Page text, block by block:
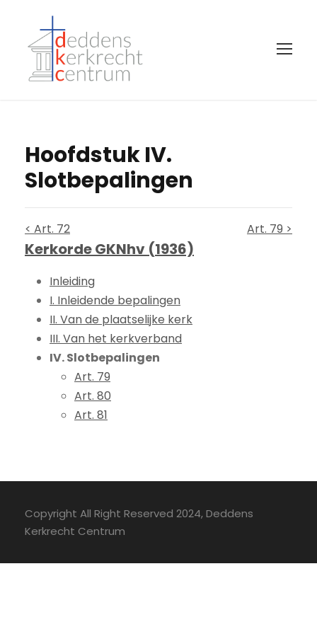
Hoofdstuk IV.
Slotbepalingen
< Art. 72 Art. 79 >
Kerkorde GKNhv (1936)
Inleiding
I. Inleidende bepalingen
II. Van de plaatselijke kerk
III. Van het kerkverband
IV. Slotbepalingen
Art. 79
Art. 80
Art. 81
Copyright All Right Reserved 2024, Deddens
Kerkrecht Centrum